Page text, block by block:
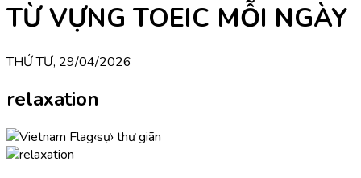
TỪ VỰNG TOEIC MỖI NGÀY
THỨ TƯ, 29/04/2026
relaxation
‹sự› thư giãn